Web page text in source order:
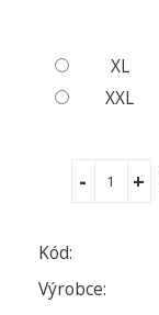
XL
XXL
Kód:
Výrobce: